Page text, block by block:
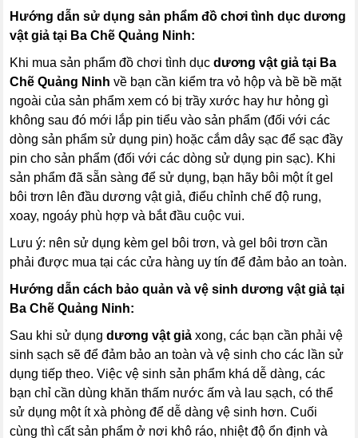
Hướng dẫn sử dụng sản phẩm đồ chơi tình dục dương
vật giả tại Ba Chẽ Quảng Ninh:
Khi mua sản phẩm đồ chơi tình dụcdương vật giả tại Ba
Chẽ Quảng Ninh về bạn cần kiểm tra vỏ hộp và bề bề mặt
ngoài của sản phẩm xem có bị trầy xước hay hư hỏng gì
không sau đó mới lắp pin tiểu vào sản phẩm (đối với các
dòng sản phẩm sử dụng pin) hoặc cắm dây sạc để sạc đầy
pin cho sản phẩm (đối với các dòng sử dụng pin sạc). Khi
sản phẩm đã sẵn sàng để sử dụng, bạn hãy bôi một ít gel
bôi trơn lên đầu dương vật giả, điểu chỉnh chế độ rung,
xoay, ngoáy phù hợp và bắt đầu cuộc vui.
Lưu ý: nên sử dụng kèm gel bôi trơn, và gel bôi trơn cần
phải được mua tại các cửa hàng uy tín để đảm bảo an toàn.
Hướng dẫn cách bảo quản và vệ sinh dương vật giả tại
Ba Chẽ Quảng Ninh:
Sau khi sử dụngdương vật giả xong, các bạn cần phải vệ
sinh sạch sẽ để đảm bảo an toàn và vệ sinh cho các lần sử
dụng tiếp theo. Việc vệ sinh sản phẩm khá dễ dàng, các
bạn chỉ cần dùng khăn thấm nước ấm và lau sạch, có thể
sử dụng một ít xà phòng để dễ dàng vệ sinh hơn. Cuối
cùng thì cất sản phẩm ở nơi khô ráo, nhiệt độ ổn định và